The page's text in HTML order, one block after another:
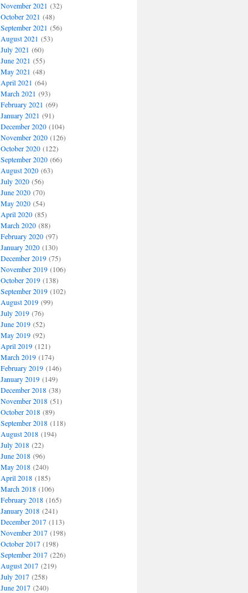
November 2021 (32)
October 2021 (48)
September 2021 (56)
August 2021 (53)
July 2021 (60)
June 2021 (55)
May 2021 (48)
April 2021 (64)
March 2021 (93)
February 2021 (69)
January 2021 (91)
December 2020(104)
November 2020(126)
October 2020(122)
September 2020(66)
August 2020(63)
July 2020(56)
June 2020(70)
May 2020(54)
April 2020(85)
March 2020(88)
February 2020(97)
January 2020(130)
December 2019(75)
November 2019(106)
October 2019(138)
September 2019(102)
August 2019(99)
July 2019(76)
June 2019(52)
May 2019(92)
April 2019(121)
March 2019(174)
February 2019(146)
January 2019(149)
December 2018(38)
November 2018(51)
October 2018(89)
September 2018(118)
August 2018(194)
July 2018(22)
June 2018(96)
May 2018(240)
April 2018(185)
March 2018(106)
February 2018(165)
January 2018(241)
December 2017(113)
November 2017(198)
October 2017(198)
September 2017(226)
August 2017(219)
July 2017(258)
June 2017(240)